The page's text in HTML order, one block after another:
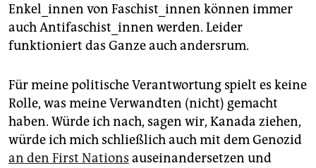
Enkel_innen von Faschist_innen können immer
auch Antifaschist_innen werden. Leider
funktioniert das Ganze auch andersrum.
Für meine politische Verantwortung spielt es keine
Rolle, was meine Verwandten (nicht) gemacht
haben. Würde ich nach, sagen wir, Kanada ziehen,
würde ich mich schließlich auch mit dem Genozid
an den First Nations auseinandersetzen und